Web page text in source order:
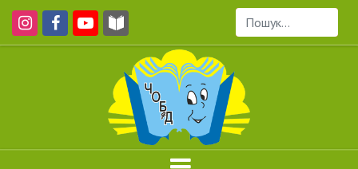
Пошук...